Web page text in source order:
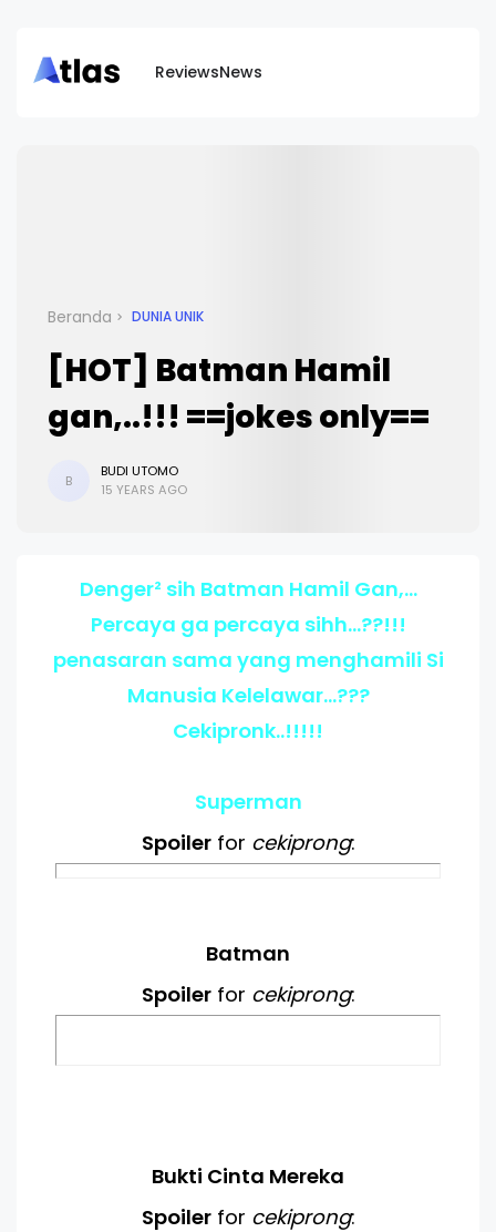
ReviewsNews
Beranda DUNIA UNIK
[HOT] Batman Hamil
gan,..!!! ==jokes only==
B
BUDI UTOMO
15 YEARS AGO
Denger² sih Batman Hamil Gan,...
Percaya ga percaya sihh...??!!!
penasaran sama yang menghamili Si
Manusia Kelelawar...???
Cekipronk..!!!!!
Superman
Spoilerfor cekiprong:
Batman
Spoilerfor cekiprong:
Bukti Cinta Mereka
Spoilerfor cekiprong: